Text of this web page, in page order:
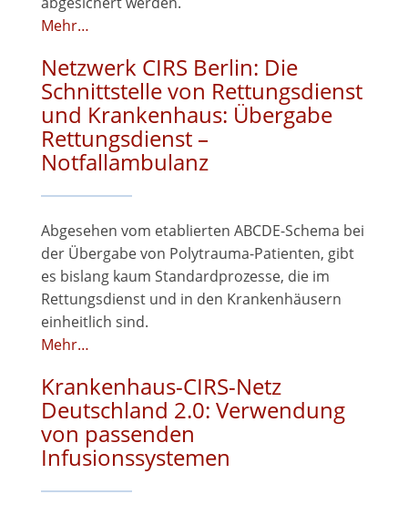
Mehr…
Netzwerk CIRS Berlin: Die
Schnittstelle von Rettungsdienst
und Krankenhaus: Übergabe
Rettungsdienst –
Notfallambulanz
Abgesehen vom etablierten ABCDE-Schema bei
der Übergabe von Polytrauma-Patienten, gibt
es bislang kaum Standardprozesse, die im
Rettungsdienst und in den Krankenhäusern
einheitlich sind.
Mehr…
Krankenhaus-CIRS-Netz
Deutschland 2.0: Verwendung
von passenden
Infusionssystemen